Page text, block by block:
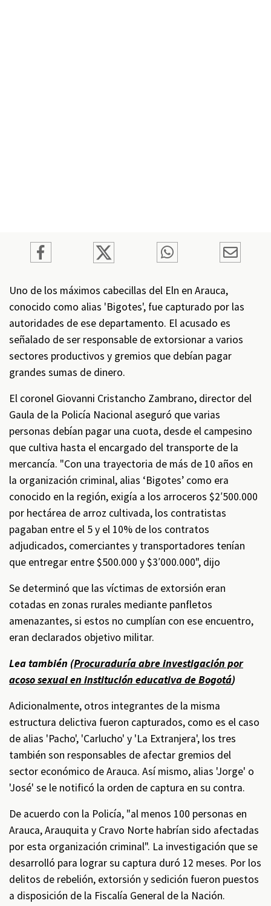
Uno de los máximos cabecillas del Eln en Arauca,
conocido como alias 'Bigotes', fue capturado por las
autoridades de ese departamento. El acusado es
señalado de ser responsable de extorsionar a varios
sectores productivos y gremios que debían pagar
grandes sumas de dinero.
El coronel Giovanni Cristancho Zambrano, director del
Gaula de la Policía Nacional aseguró que varias
personas debían pagar una cuota, desde el campesino
que cultiva hasta el encargado del transporte de la
mercancía. "Con una trayectoria de más de 10 años en
la organización criminal, alias ‘Bigotes’ como era
conocido en la región, exigía a los arroceros $2′500.000
por hectárea de arroz cultivada, los contratistas
pagaban entre el 5 y el 10% de los contratos
adjudicados, comerciantes y transportadores tenían
que entregar entre $500.000 y $3′000.000", dijo
Se determinó que las víctimas de extorsión eran
cotadas en zonas rurales mediante panfletos
amenazantes, si estos no cumplían con ese encuentro,
eran declarados objetivo militar.
Lea también (Procuraduría abre investigación por
acoso sexual en institución educativa de Bogotá)
Adicionalmente, otros integrantes de la misma
estructura delictiva fueron capturados, como es el caso
de alias 'Pacho', 'Carlucho' y 'La Extranjera', los tres
también son responsables de afectar gremios del
sector económico de Arauca. Así mismo, alias 'Jorge' o
'José' se le notificó la orden de captura en su contra.
De acuerdo con la Policía, "al menos 100 personas en
Arauca, Arauquita y Cravo Norte habrían sido afectadas
por esta organización criminal". La investigación que se
desarrolló para lograr su captura duró 12 meses. Por los
delitos de rebelión, extorsión y sedición fueron puestos
a disposición de la Fiscalía General de la Nación.